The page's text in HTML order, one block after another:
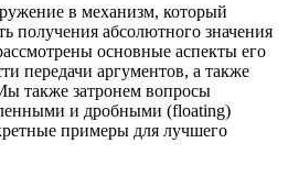
в механизм, который
получения абсолютного значения
основные аспекты его
передачи аргументов, а также
также затронем вопросы
и дробными (floating)
примеры для лучшего